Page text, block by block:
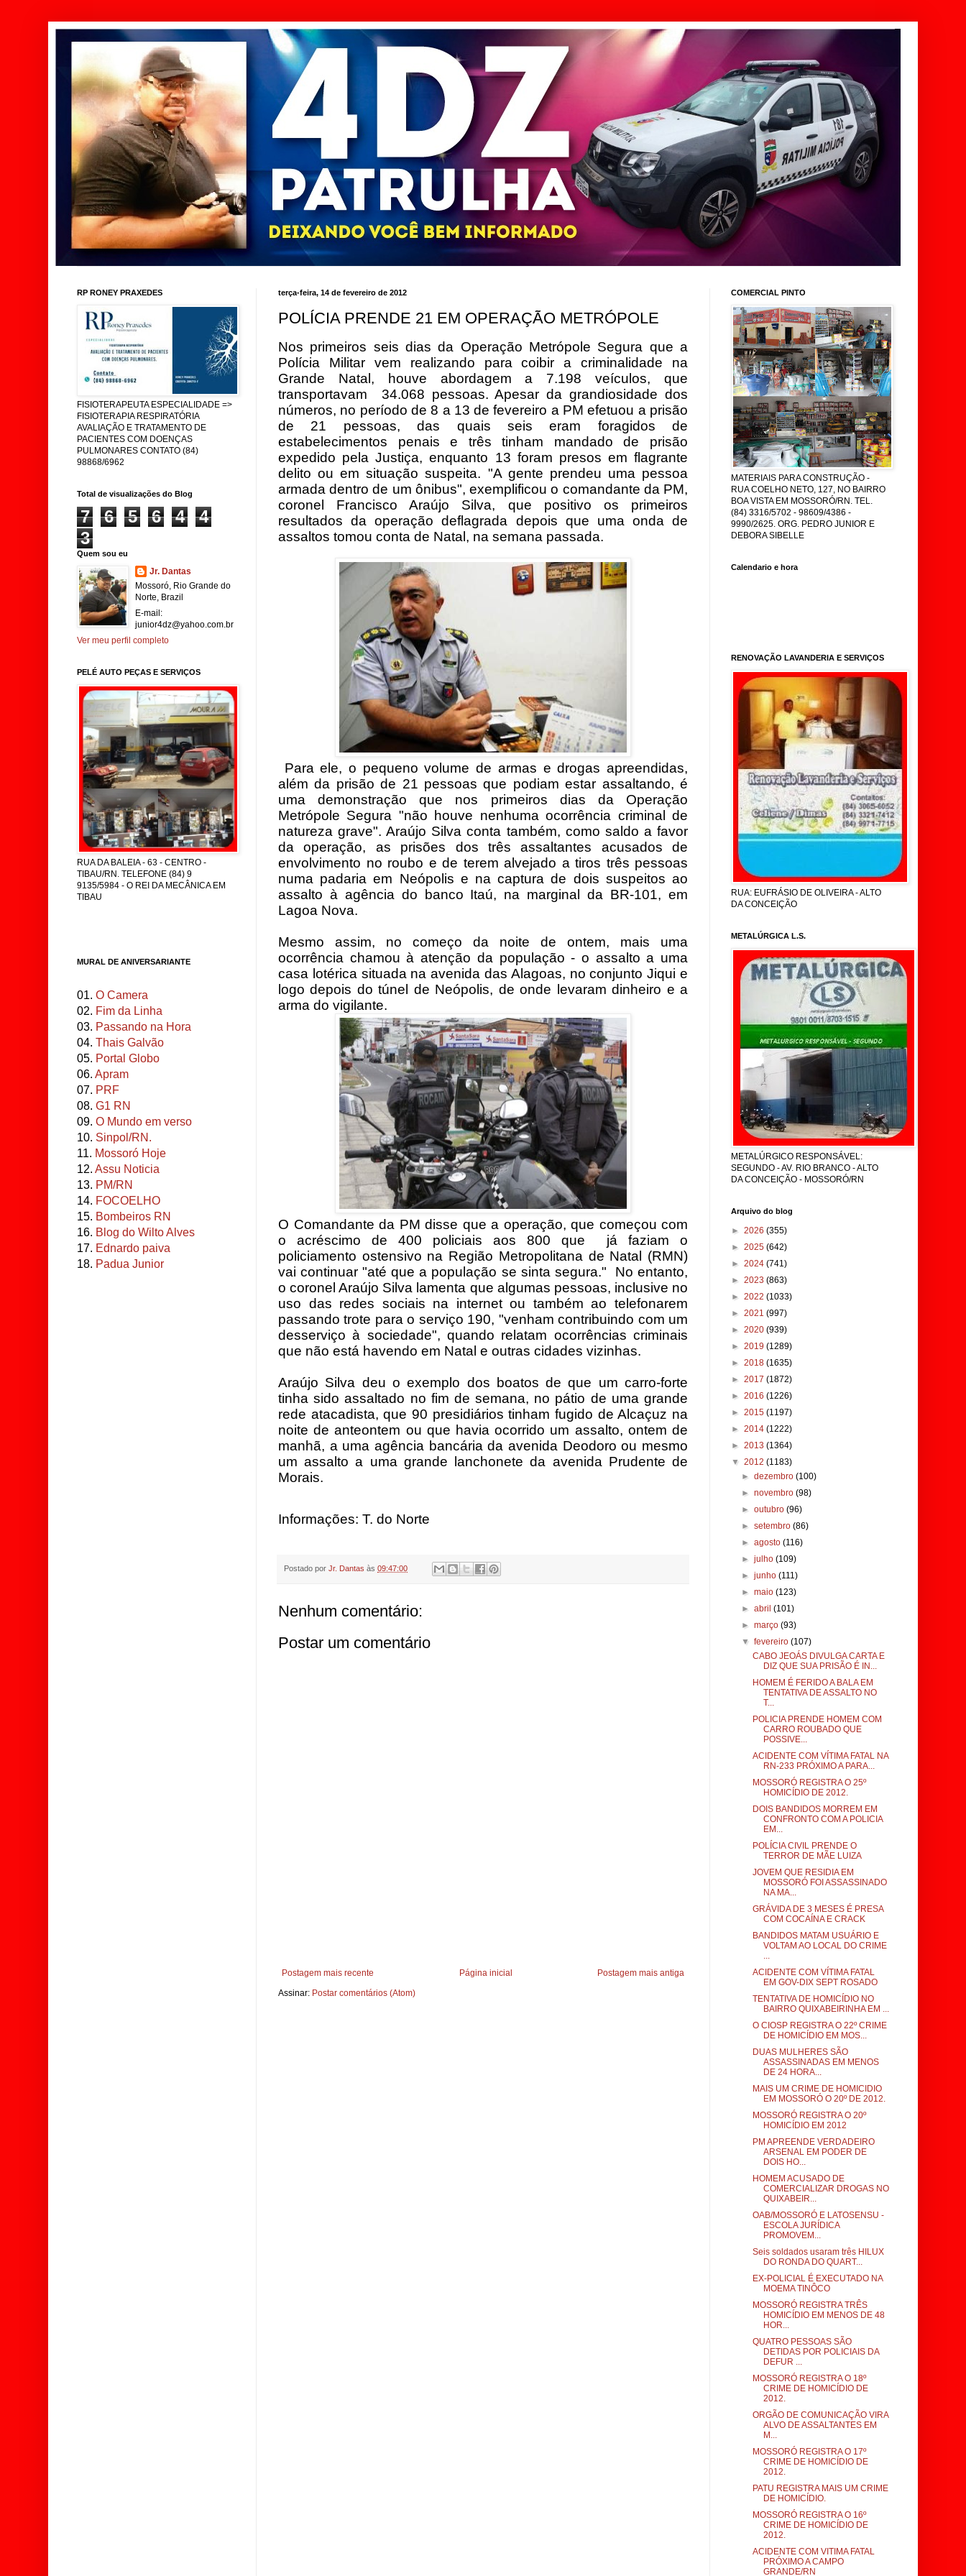
terça-feira, 14 de fevereiro de 2012
POLÍCIA PRENDE 21 EM OPERAÇÃO METRÓPOLE
Nos primeiros seis dias da Operação Metrópole Segura que a
Polícia Militar vem realizando para coibir a criminalidade na
Grande Natal, houve abordagem a 7.198 veículos, que
transportavam 34.068 pessoas. Apesar da grandiosidade dos
números, no período de 8 a 13 de fevereiro a PM efetuou a prisão
de 21 pessoas, das quais seis eram foragidos de
estabelecimentos penais e três tinham mandado de prisão
expedido pela Justiça, enquanto 13 foram presos em flagrante
delito ou em situação suspeita. "A gente prendeu uma pessoa
armada dentro de um ônibus", exemplificou o comandante da PM,
coronel Francisco Araújo Silva, que positivo os primeiros
resultados da operação deflagrada depois que uma onda de
assaltos tomou conta de Natal, na semana passada.
Para ele, o pequeno volume de armas e drogas apreendidas,
além da prisão de 21 pessoas que podiam estar assaltando, é
uma demonstração que nos primeiros dias da Operação
Metrópole Segura "não houve nenhuma ocorrência criminal de
natureza grave". Araújo Silva conta também, como saldo a favor
da operação, as prisões dos três assaltantes acusados de
envolvimento no roubo e de terem alvejado a tiros três pessoas
numa padaria em Neópolis e na captura de dois suspeitos ao
assalto à agência do banco Itaú, na marginal da BR-101, em
Lagoa Nova.
Mesmo assim, no começo da noite de ontem, mais uma
ocorrência chamou à atenção da população - o assalto a uma
casa lotérica situada na avenida das Alagoas, no conjunto Jiqui e
logo depois do túnel de Neópolis, de onde levaram dinheiro e a
arma do vigilante.
O Comandante da PM disse que a operação, que começou com
o acréscimo de 400 policiais aos 800 que já faziam o
policiamento ostensivo na Região Metropolitana de Natal (RMN)
vai continuar "até que a população se sinta segura." No entanto,
o coronel Araújo Silva lamenta que algumas pessoas, inclusive no
uso das redes sociais na internet ou também ao telefonarem
passando trote para o serviço 190, "venham contribuindo com um
desserviço à sociedade", quando relatam ocorrências criminais
que não está havendo em Natal e outras cidades vizinhas.
Araújo Silva deu o exemplo dos boatos de que um carro-forte
tinha sido assaltado no fim de semana, no pátio de uma grande
rede atacadista, que 90 presidiários tinham fugido de Alcaçuz na
noite de anteontem ou que havia ocorrido um assalto, ontem de
manhã, a uma agência bancária da avenida Deodoro ou mesmo
um assalto a uma grande lanchonete da avenida Prudente de
Morais.
Informações: T. do Norte
Postado por Jr. Dantas às 09:47:00
Nenhum comentário:
Postar um comentário
Postagem mais recente Postagem mais antiga
Página inicial
Assinar: Postar comentários (Atom)
RP RONEY PRAXEDES
FISIOTERAPEUTA ESPECIALIDADE =>
FISIOTERAPIA RESPIRATÓRIA
AVALIAÇÃO E TRATAMENTO DE
PACIENTES COM DOENÇAS
PULMONARES CONTATO (84)
98868/6962
Total de visualizações do Blog
7 6 5 6 4
4
3
Quem sou eu
Jr. Dantas
Mossoró, Rio Grande do
Norte, Brazil
E-mail:
junior4dz@yahoo.com.br
Ver meu perfil completo
PELÉ AUTO PEÇAS E SERVIÇOS
RUA DA BALEIA - 63 - CENTRO -
TIBAU/RN. TELEFONE (84) 9
9135/5984 - O REI DA MECÂNICA EM
TIBAU
MURAL DE ANIVERSARIANTE
01. O Camera
02. Fim da Linha
03. Passando na Hora
04. Thais Galvão
05. Portal Globo
06. Apram
07. PRF
08. G1 RN
09. O Mundo em verso
10. Sinpol/RN.
11. Mossoró Hoje
12. Assu Noticia
13. PM/RN
14. FOCOELHO
15. Bombeiros RN
16. Blog do Wilto Alves
17. Ednardo paiva
18. Padua Junior
COMERCIAL PINTO
MATERIAIS PARA CONSTRUÇÃO -
RUA COELHO NETO, 127, NO BAIRRO
BOA VISTA EM MOSSORÓ/RN. TEL.
(84) 3316/5702 - 98609/4386 -
9990/2625. ORG. PEDRO JUNIOR E
DEBORA SIBELLE
Calendario e hora
RENOVAÇÃO LAVANDERIA E SERVIÇOS
RUA: EUFRÁSIO DE OLIVEIRA - ALTO
DA CONCEIÇÃO
METALÚRGICA L.S.
METALÚRGICO RESPONSÁVEL:
SEGUNDO - AV. RIO BRANCO - ALTO
DA CONCEIÇÃO - MOSSORÓ/RN
Arquivo do blog
► 2026 (355)
► 2025 (642)
► 2024 (741)
► 2023 (863)
► 2022 (1033)
► 2021 (997)
► 2020 (939)
► 2019 (1289)
► 2018 (1635)
► 2017 (1872)
► 2016 (1226)
► 2015 (1197)
► 2014 (1222)
► 2013 (1364)
▼ 2012 (1183)
►dezembro(100)
►novembro(98)
►outubro(96)
►setembro(86)
►agosto(116)
►julho(109)
►junho(111)
►maio(123)
►abril(101)
►março(93)
▼fevereiro(107)
CABO JEOÁS DIVULGA CARTA E
DIZ QUE SUA PRISÃO É IN...
HOMEM É FERIDO A BALA EM
TENTATIVA DE ASSALTO NO
T...
POLICIA PRENDE HOMEM COM
CARRO ROUBADO QUE
POSSIVE...
ACIDENTE COM VÍTIMA FATAL NA
RN-233 PRÓXIMO A PARA...
MOSSORÓ REGISTRA O 25º
HOMICÍDIO DE 2012.
DOIS BANDIDOS MORREM EM
CONFRONTO COM A POLICIA
EM...
POLÍCIA CIVIL PRENDE O
TERROR DE MÃE LUIZA
JOVEM QUE RESIDIA EM
MOSSORÓ FOI ASSASSINADO
NA MA...
GRÁVIDA DE 3 MESES É PRESA
COM COCAÍNA E CRACK
BANDIDOS MATAM USUÁRIO E
VOLTAM AO LOCAL DO CRIME
...
ACIDENTE COM VÍTIMA FATAL
EM GOV-DIX SEPT ROSADO
TENTATIVA DE HOMICÍDIO NO
BAIRRO QUIXABEIRINHA EM ...
O CIOSP REGISTRA O 22º CRIME
DE HOMICÍDIO EM MOS...
DUAS MULHERES SÃO
ASSASSINADAS EM MENOS
DE 24 HORA...
MAIS UM CRIME DE HOMICIDIO
EM MOSSORÓ O 20º DE 2012.
MOSSORÓ REGISTRA O 20º
HOMICÍDIO EM 2012
PM APREENDE VERDADEIRO
ARSENAL EM PODER DE
DOIS HO...
HOMEM ACUSADO DE
COMERCIALIZAR DROGAS NO
QUIXABEIR...
OAB/MOSSORÓ E LATOSENSU -
ESCOLA JURÍDICA
PROMOVEM...
Seis soldados usaram três HILUX
DO RONDA DO QUART...
EX-POLICIAL É EXECUTADO NA
MOEMA TINÔCO
MOSSORÓ REGISTRA TRÊS
HOMICÍDIO EM MENOS DE 48
HOR...
QUATRO PESSOAS SÃO
DETIDAS POR POLICIAIS DA
DEFUR ...
MOSSORÓ REGISTRA O 18º
CRIME DE HOMICÍDIO DE
2012.
ORGÃO DE COMUNICAÇÃO VIRA
ALVO DE ASSALTANTES EM
M...
MOSSORÓ REGISTRA O 17º
CRIME DE HOMICÍDIO DE
2012.
PATU REGISTRA MAIS UM CRIME
DE HOMICÍDIO.
MOSSORÓ REGISTRA O 16º
CRIME DE HOMICÍDIO DE
2012.
ACIDENTE COM VITIMA FATAL
PRÓXIMO A CAMPO
GRANDE/RN